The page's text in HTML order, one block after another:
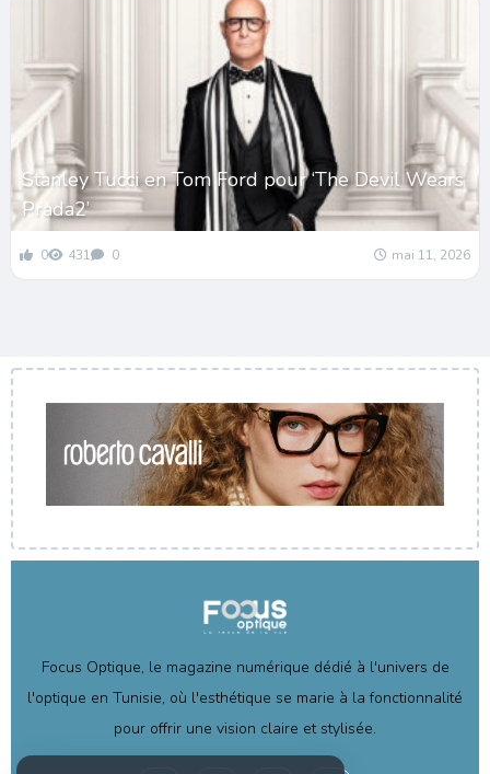
Stanley Tucci en Tom Ford pour ‘The Devil Wears
Prada2’
0 431 0 mai 11, 2026
Focus Optique, le magazine numérique dédié à l'univers de
l'optique en Tunisie, où l'esthétique se marie à la fonctionnalité
pour offrir une vision claire et stylisée.